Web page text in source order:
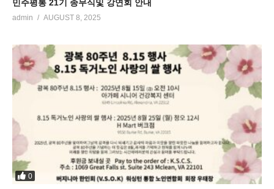
민주평통 21기 종무식및 강연회 안내
admin AUGUST 8, 2025
0